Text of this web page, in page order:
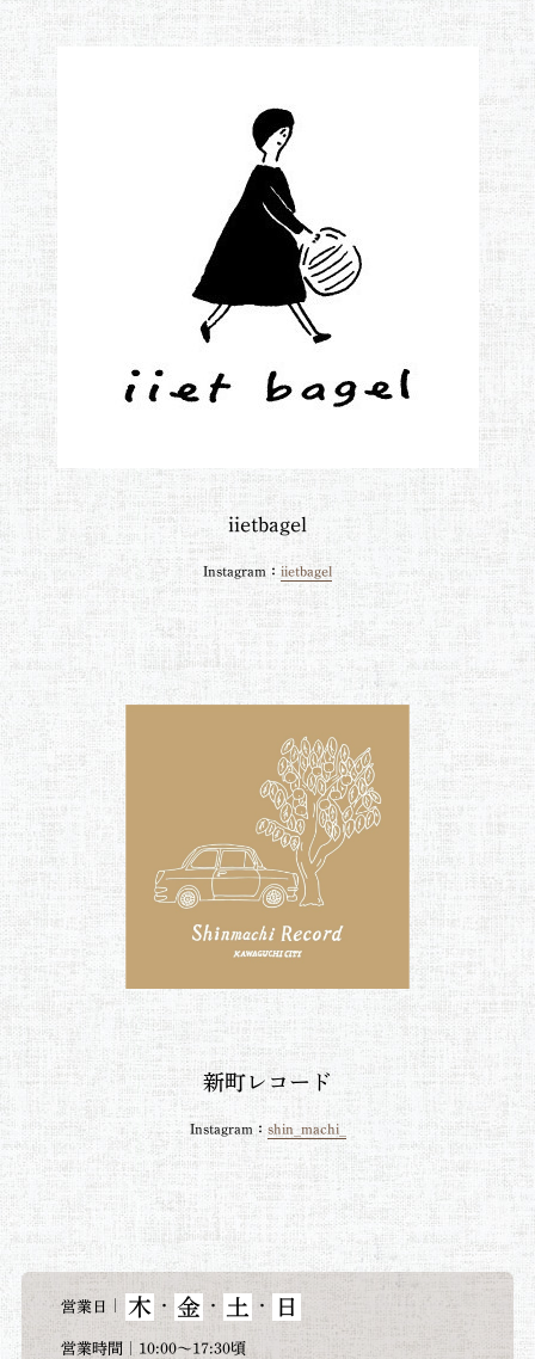
iietbagel
Instagram： iietbagel
新町レコード
Instagram： shin_machi_
営業日 木 ・ 金 ・ 土 ・ 日
営業時間｜10:00～17:30頃